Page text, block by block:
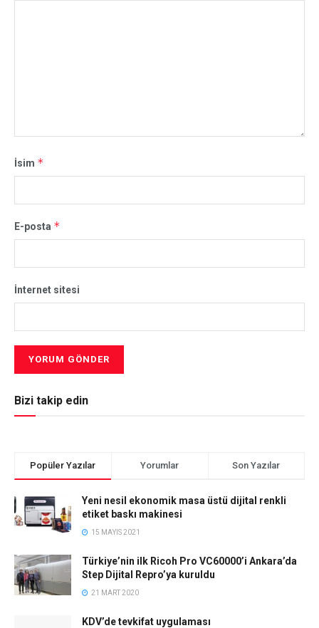
İsim *
E-posta *
İnternet sitesi
Bizi takip edin
Popüler Yazılar Yorumlar Son Yazılar
Yeni nesil ekonomik masa üstü dijital renkli
etiket baskı makinesi
15 MAYIS 2021
Türkiye’nin ilk Ricoh Pro VC60000’i Ankara’da
Step Dijital Repro’ya kuruldu
21 MART 2020
KDV’de tevkifat uygulaması